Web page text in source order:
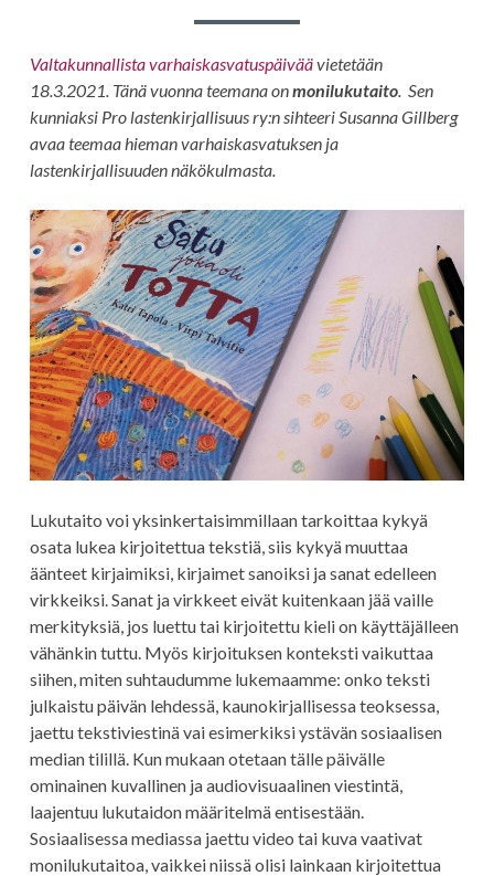
Valtakunnallista varhaiskasvatuspäiväävietetään
18.3.2021. Tänä vuonna teemana onmonilukutaito. Sen
kunniaksi Pro lastenkirjallisuus ry:n sihteeri Susanna Gillberg
avaa teemaa hieman varhaiskasvatuksen ja
lastenkirjallisuuden näkökulmasta.
Lukutaito voi yksinkertaisimmillaan tarkoittaa kykyä
osata lukea kirjoitettua tekstiä, siis kykyä muuttaa
äänteet kirjaimiksi, kirjaimet sanoiksi ja sanat edelleen
virkkeiksi. Sanat ja virkkeet eivät kuitenkaan jää vaille
merkityksiä, jos luettu tai kirjoitettu kieli on käyttäjälleen
vähänkin tuttu. Myös kirjoituksen konteksti vaikuttaa
siihen, miten suhtaudumme lukemaamme: onko teksti
julkaistu päivän lehdessä, kaunokirjallisessa teoksessa,
jaettu tekstiviestinä vai esimerkiksi ystävän sosiaalisen
median tilillä. Kun mukaan otetaan tälle päivälle
ominainen kuvallinen ja audiovisuaalinen viestintä,
laajentuu lukutaidon määritelmä entisestään.
Sosiaalisessa mediassa jaettu video tai kuva vaativat
monilukutaitoa, vaikkei niissä olisi lainkaan kirjoitettua